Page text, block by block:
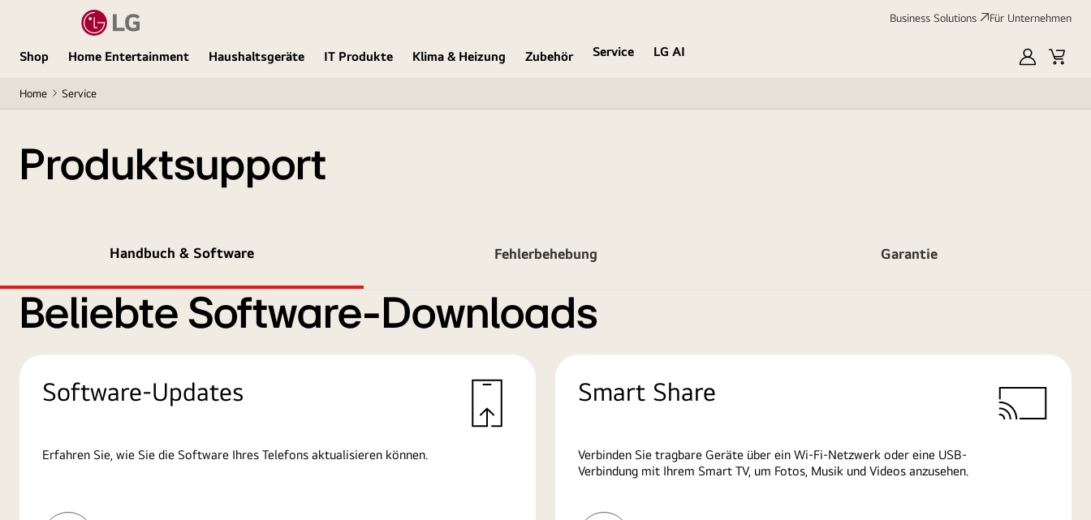
Business Solutions Für Unternehmen
Shop Home Entertainment Haushaltsgeräte IT Produkte Klima & Heizung Zubehör Service
LG AI
MyLGCart
Home Service
Produktsupport
Handbuch & Software Fehlerbehebung Garantie
Beliebte Software-Downloads
Software-Updates
Erfahren Sie, wie Sie die Software Ihres Telefons aktualisieren können.
Smart Share
Verbinden Sie tragbare Geräte über ein Wi-Fi-Netzwerk oder eine USB-
Verbindung mit Ihrem Smart TV, um Fotos, Musik und Videos anzusehen.